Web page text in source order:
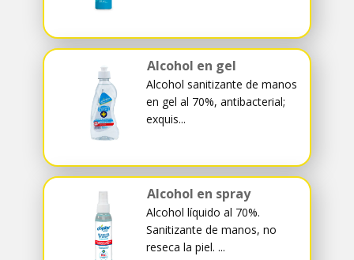
Alcohol en gel
Alcohol sanitizante de manos
en gel al 70%, antibacterial;
exquis...
Alcohol en spray
Alcohol líquido al 70%.
Sanitizante de manos, no
reseca la piel. ...